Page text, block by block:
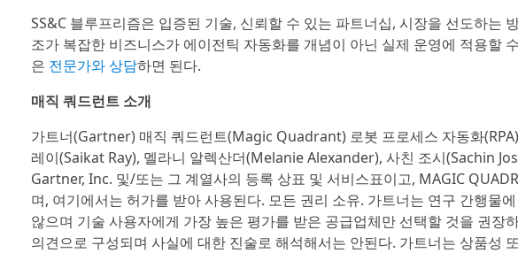
SS&C 블루프리즘은 입증된 기술, 신뢰할 수 있는 파트너십, 시장을 선도하는
조가 복잡한 비즈니스가 에이전틱 자동화를 개념이 아닌 실제 운영에 적용할
은 전문가와 상담하면 된다.
매직 쿼드런트 소개
가트너(Gartner) 매직 쿼드런트(Magic Quadrant) 로봇 프로세스 자동화
레이(Saikat Ray), 멜라니 알렉산더(Melanie Alexander), 사친 조시(Sachin
Gartner, Inc. 및/또는 그 계열사의 등록 상표 및 서비스표이고, MAGIC
며, 여기에서는 허가를 받아 사용된다. 모든 권리 소유. 가트너는 연구 간행물
않으며 기술 사용자에게 가장 높은 평가를 받은 공급업체만 선택할 것을 권장
의견으로 구성되며 사실에 대한 진술로 해석해서는 안된다. 가트너는 상품성